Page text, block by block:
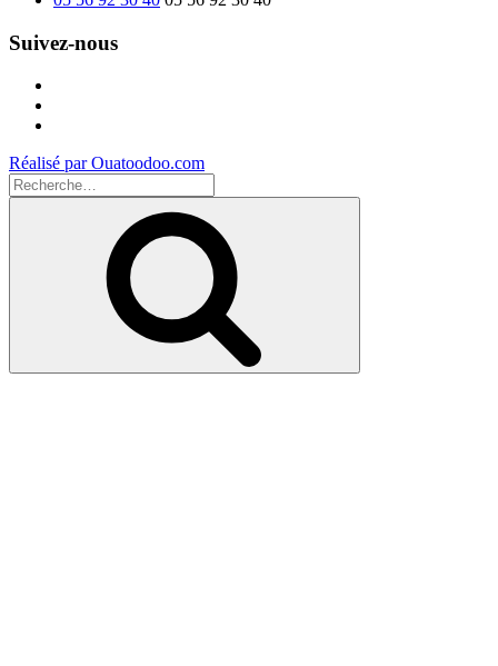
Suivez-nous
Réalisé par Ouatoodoo.com
Recherche
pour